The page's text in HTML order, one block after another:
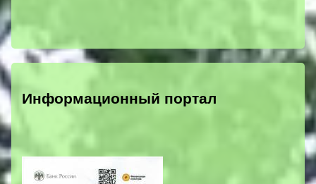
Информационный портал